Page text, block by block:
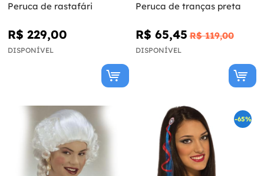
Peruca de rastafári
R$ 229,00
DISPONÍVEL
Peruca de tranças preta
R$ 65,45 R$ 119,00
DISPONÍVEL
-65%